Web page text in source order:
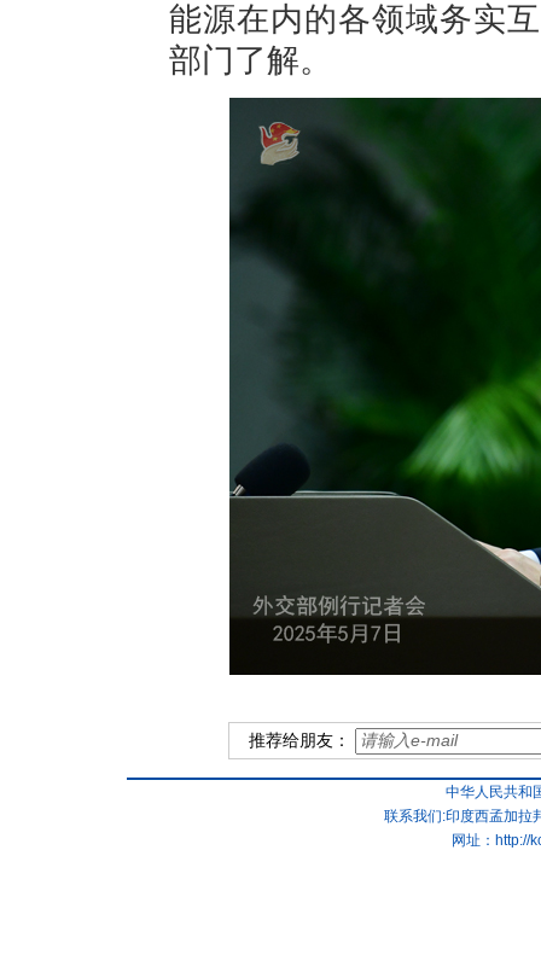
能源在内的各领域务实
部门了解。
推荐给朋友：
中华人民共和
联系我们:印度西孟加拉
网址： http://